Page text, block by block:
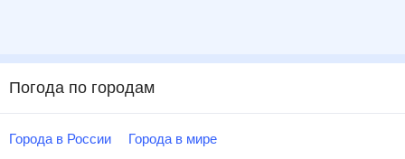
Погода по городам
Города в России Города в мире